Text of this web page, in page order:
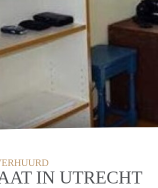
IN UTRECHT